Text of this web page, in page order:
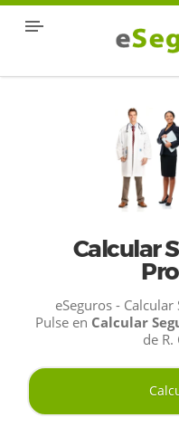
Calcular
eSeguros -
Pulse en Calcular
de R.